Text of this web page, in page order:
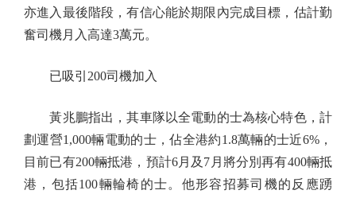
亦進入最後階段，有信心能於期限內完成目標，估計勤
奮司機月入高達3萬元。
已吸引200司機加入
黃兆鵬指出，其車隊以全電動的士為核心特色，計
劃運營1,000輛電動的士，佔全港約1.8萬輛的士近6%，
目前已有200輛抵港，預計6月及7月將分別再有400輛抵
港，包括100輛輪椅的士。他形容招募司機的反應踴